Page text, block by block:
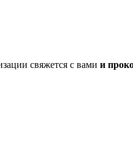
свяжется с вами и